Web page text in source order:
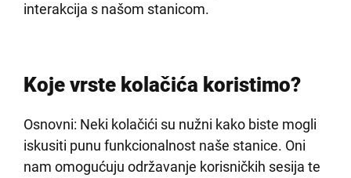
interakcija s našom stanicom.
Koje vrste kolačića koristimo?
Osnovni: Neki kolačići su nužni kako biste mogli
iskusiti punu funkcionalnost naše stanice. Oni
nam omogućuju održavanje korisničkih sesija te